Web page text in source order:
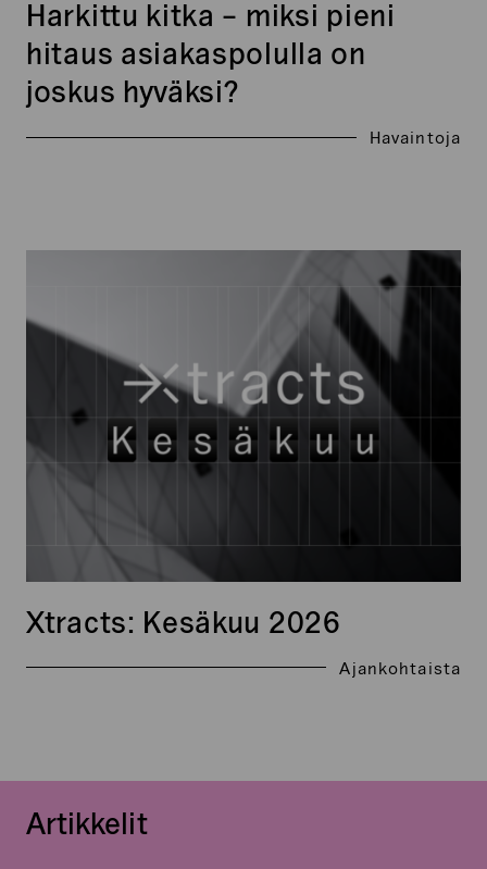
Havaintoja
Harkittu kitka – miksi pieni
hitaus asiakaspolulla on
joskus hyväksi?
2026
Ajankohtaista
Xtracts: Kesäkuu 2026
Artikkelit